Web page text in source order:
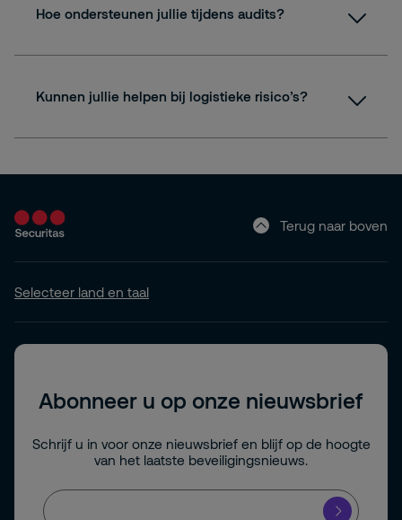
Hoe ondersteunen jullie tijdens audits?
Kunnen jullie helpen bij logistieke risico’s?
Terug naar boven
Selecteer land en taal
Abonneer u op onze nieuwsbrief
Schrijf u in voor onze nieuwsbrief en blijf op de hoogte
van het laatste beveiligingsnieuws.